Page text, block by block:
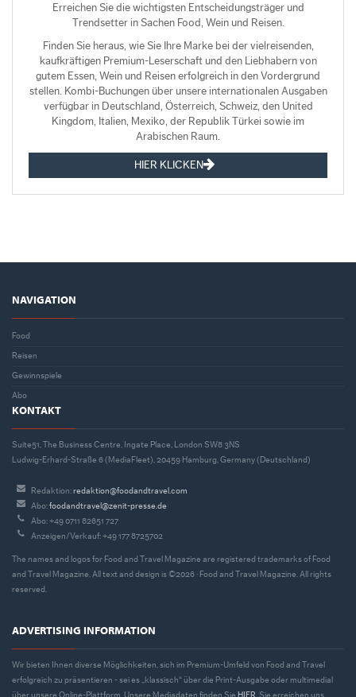
Erreichen Sie die wichtigsten Entscheidungsträger und
Trendsetter in Sachen Food, Wein und Reisen.
Finden Sie heraus, wie Sie Ihre Marke bei der vielreisenden,
kaufkräftigen Premium-Leserschaft und den Liebhabern von
gutem Essen, Wein und Reisen erfolgreich in den Vordergrund
stellen. Kombi-Buchungen über unsere internationalen Ausgaben
verfügbar in Deutschland, Österreich, Schweiz, den United
Kingdom, Italien, Mexiko, der Republik Türkei sowie im
Arabischen Raum.
HIER KLICKEN
NAVIGATION
Food
Reisen
Gewinnspiele
Abo
KONTAKT
Suite51, The Business Centre, Ingate Place, London SW8 3NS
Ludwig-Erhard-Straße 6 (MediaFleet), 20459 Hamburg, Germany (Deutschland)
Redaktion:redaktion@foodandtravel.com
Abo:foodandtravel@zenit-presse.de
Abo: +49 0711 82651 727
Anzeigen/Verkauf: +49 177 8725702
The names and logos for Food and Travel Magazine are registered trademarks of Food
and Travel Magazine. All text and design is ©2026 · Food and Travel Magazine. All rights
reserved.
ADVERTISING INFORMATION
Wir bieten Ihnen diverse Möglichkeiten, sich im Premium-Umfeld von Food and Travel
erfolgreich zu präsentieren - sei es „klassisch“ über die Print-Ausgabe oder multimedial